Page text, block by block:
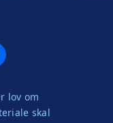
lov om
skal